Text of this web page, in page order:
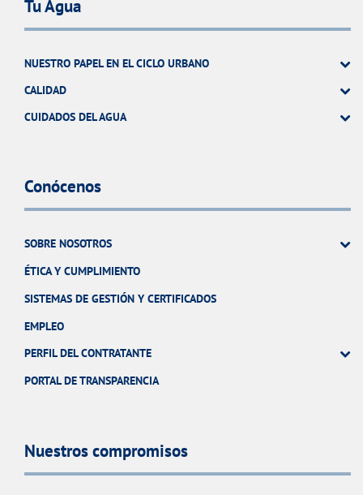
Tu Agua
NUESTRO PAPEL EN EL CICLO URBANO
CALIDAD
CUIDADOS DEL AGUA
Conócenos
SOBRE NOSOTROS
ÉTICA Y CUMPLIMIENTO
SISTEMAS DE GESTIÓN Y CERTIFICADOS
EMPLEO
PERFIL DEL CONTRATANTE
PORTAL DE TRANSPARENCIA
Nuestros compromisos